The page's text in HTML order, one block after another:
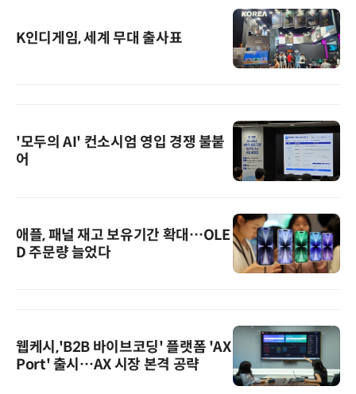
K인디게임, 세계 무대 출사표
'모두의 AI' 컨소시엄 영입 경쟁 불붙
어
애플, 패널 재고 보유기간 확대…OLE
D 주문량 늘었다
웹케시,'B2B 바이브코딩' 플랫폼 'AX
Port' 출시…AX 시장 본격 공략